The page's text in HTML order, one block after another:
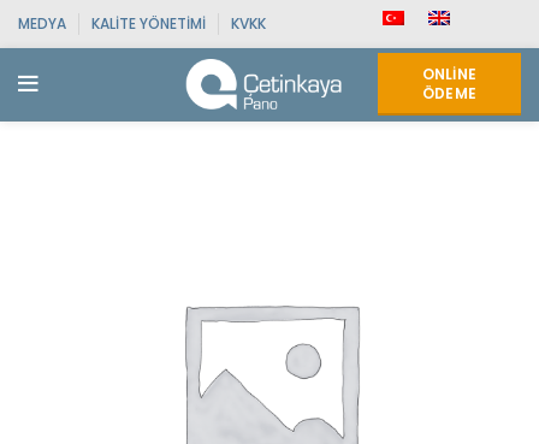
MEDYA KALITE YÖNETIMI KVKK
ONLINE
ÖDEME